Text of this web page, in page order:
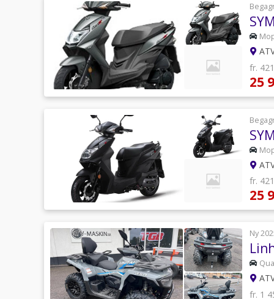
fr.
25
fr.
25
Ny
fr. 1